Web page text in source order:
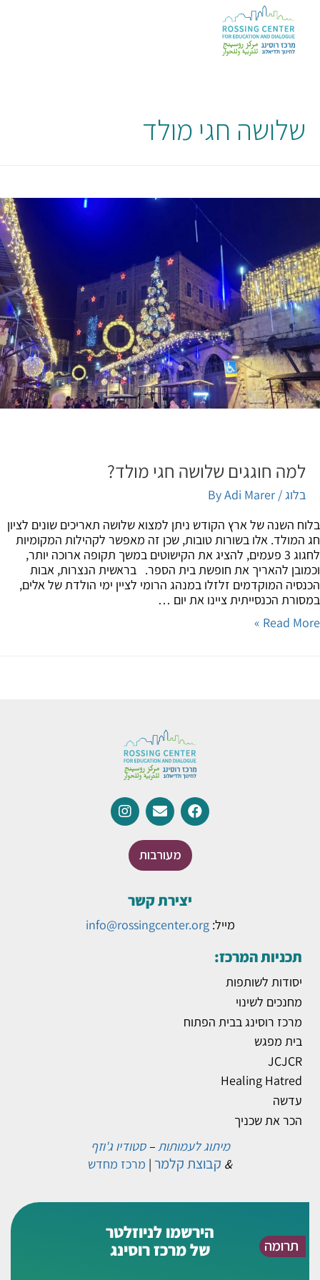
שלושה חגי מולד
למה חוגגים שלושה חגי מולד?
בלוג/ By
Adi Marer
השנה של ארץ הקודש ניתן למצוא שלושה תאריכים שונים לציון
אלו בשורות טובות, שכן זה מאפשר לקהילות המקומיות
לחגוג 3 פעמים, להציג את הקישוטים במשך תקופה ארוכה יותר,
להאריך את חופשת בית הספר. בראשית הנצרות, אבות
המוקדמים זלזלו במנהג הרומי לציין ימי הולדת של אלים,
הכנסייתית ציינו את יום …
Read
תרומה
מעורבות
יצירת קשר
מייל:info@rossingcenter.org
תכניות המרכז:
יסודות לשותפות
מחנכים לשינוי
מרכז רוסינג בבית הפתוח
בית מפגש
JCJCR
Healing Hatred
עדשה
הכר את שכניך
מיתוג לעמותות–סטודיו ג'וזף
קבוצת קלמר|מרכז מחדש
הירשמו לניוזלטר
של מרכז רוסינג